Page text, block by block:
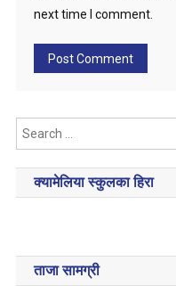
next time I comment.
क्यामेलिया स्कुलका हिरा
ताजा सामग्री